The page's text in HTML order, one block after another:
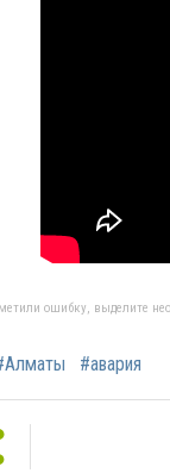
ошибку, выделите
#авария